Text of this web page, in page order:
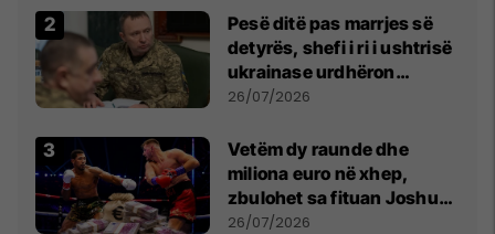
Pesë ditë pas marrjes së
detyrës, shefi i ri i ushtrisë
ukrainase urdhëron
kontroll të madh
26/07/2026
Vetëm dy raunde dhe
miliona euro në xhep,
zbulohet sa fituan Joshua
e Prenga
26/07/2026